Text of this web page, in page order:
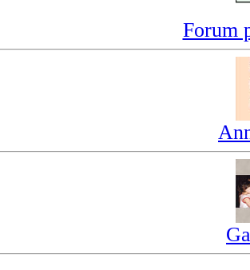
Forum